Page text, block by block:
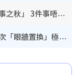
立秋2026｜8月7日立秋進入「多事之秋」 3件事唔做得！專家教6招開運 清枱頭／銀包納氣接好運
颱風白海豚料周日襲浙江！經歷5次「眼牆置換」極罕見 成登陸內地最長途颱風